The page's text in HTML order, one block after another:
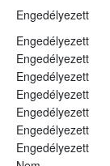
Engedélyezett
Engedélyezett
Engedélyezett
Engedélyezett
Engedélyezett
Engedélyezett
Engedélyezett
Engedélyezett